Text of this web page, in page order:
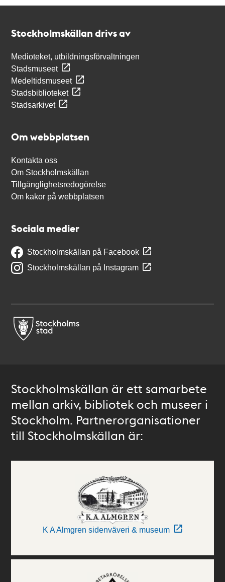
Stockholmskällan drivs av
Medioteket, utbildningsförvaltningen
Stadsmuseet
Medeltidsmuseet
Stadsbiblioteket
Stadsarkivet
Om webbplatsen
Kontakta oss
Om Stockholmskällan
Tillgänglighetsredogörelse
Om kakor på webbplatsen
Sociala medier
Stockholmskällan på Facebook
Stockholmskällan på Instagram
Stockholmskällan är ett samarbete
mellan arkiv, bibliotek och museer i
Stockholm. Partnerorganisationer
till Stockholmskällan är:
K A Almgren sidenväveri & museum